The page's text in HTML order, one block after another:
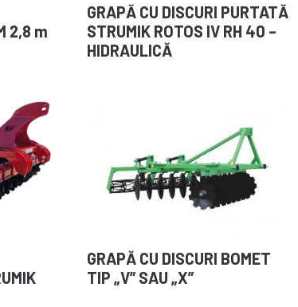
2,8 m
GRAPĂ CU DISCURI PURTATĂ
STRUMIK ROTOS IV RH 40 –
HIDRAULICĂ
GRAPĂ CU DISCURI BOMET
TIP „V” SAU „X”